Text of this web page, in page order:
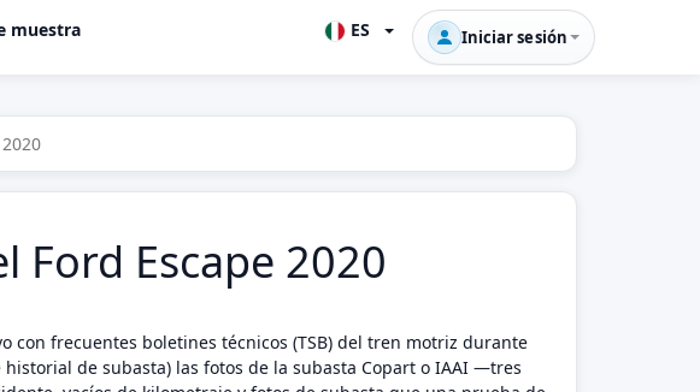
muestra ES Iniciar sesión
Ford Escape 2020
con frecuentes boletines técnicos (TSB) del tren motriz durante
historial de subasta) las fotos de la subasta Copart o IAAI —tres